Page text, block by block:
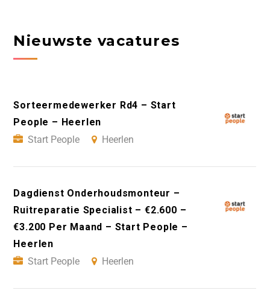
Nieuwste vacatures
Sorteermedewerker Rd4 – Start
People – Heerlen
Start People
Heerlen
Dagdienst Onderhoudsmonteur –
Ruitreparatie Specialist – €2.600 –
€3.200 Per Maand – Start People –
Heerlen
Start People
Heerlen